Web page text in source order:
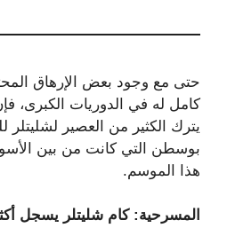
حتى مع وجود بعض الإرهاق
كامل له في الدوريات الكبرى،
يترك الكثير من العصير
بوسطن التي كانت من بين
هذا الموسم.